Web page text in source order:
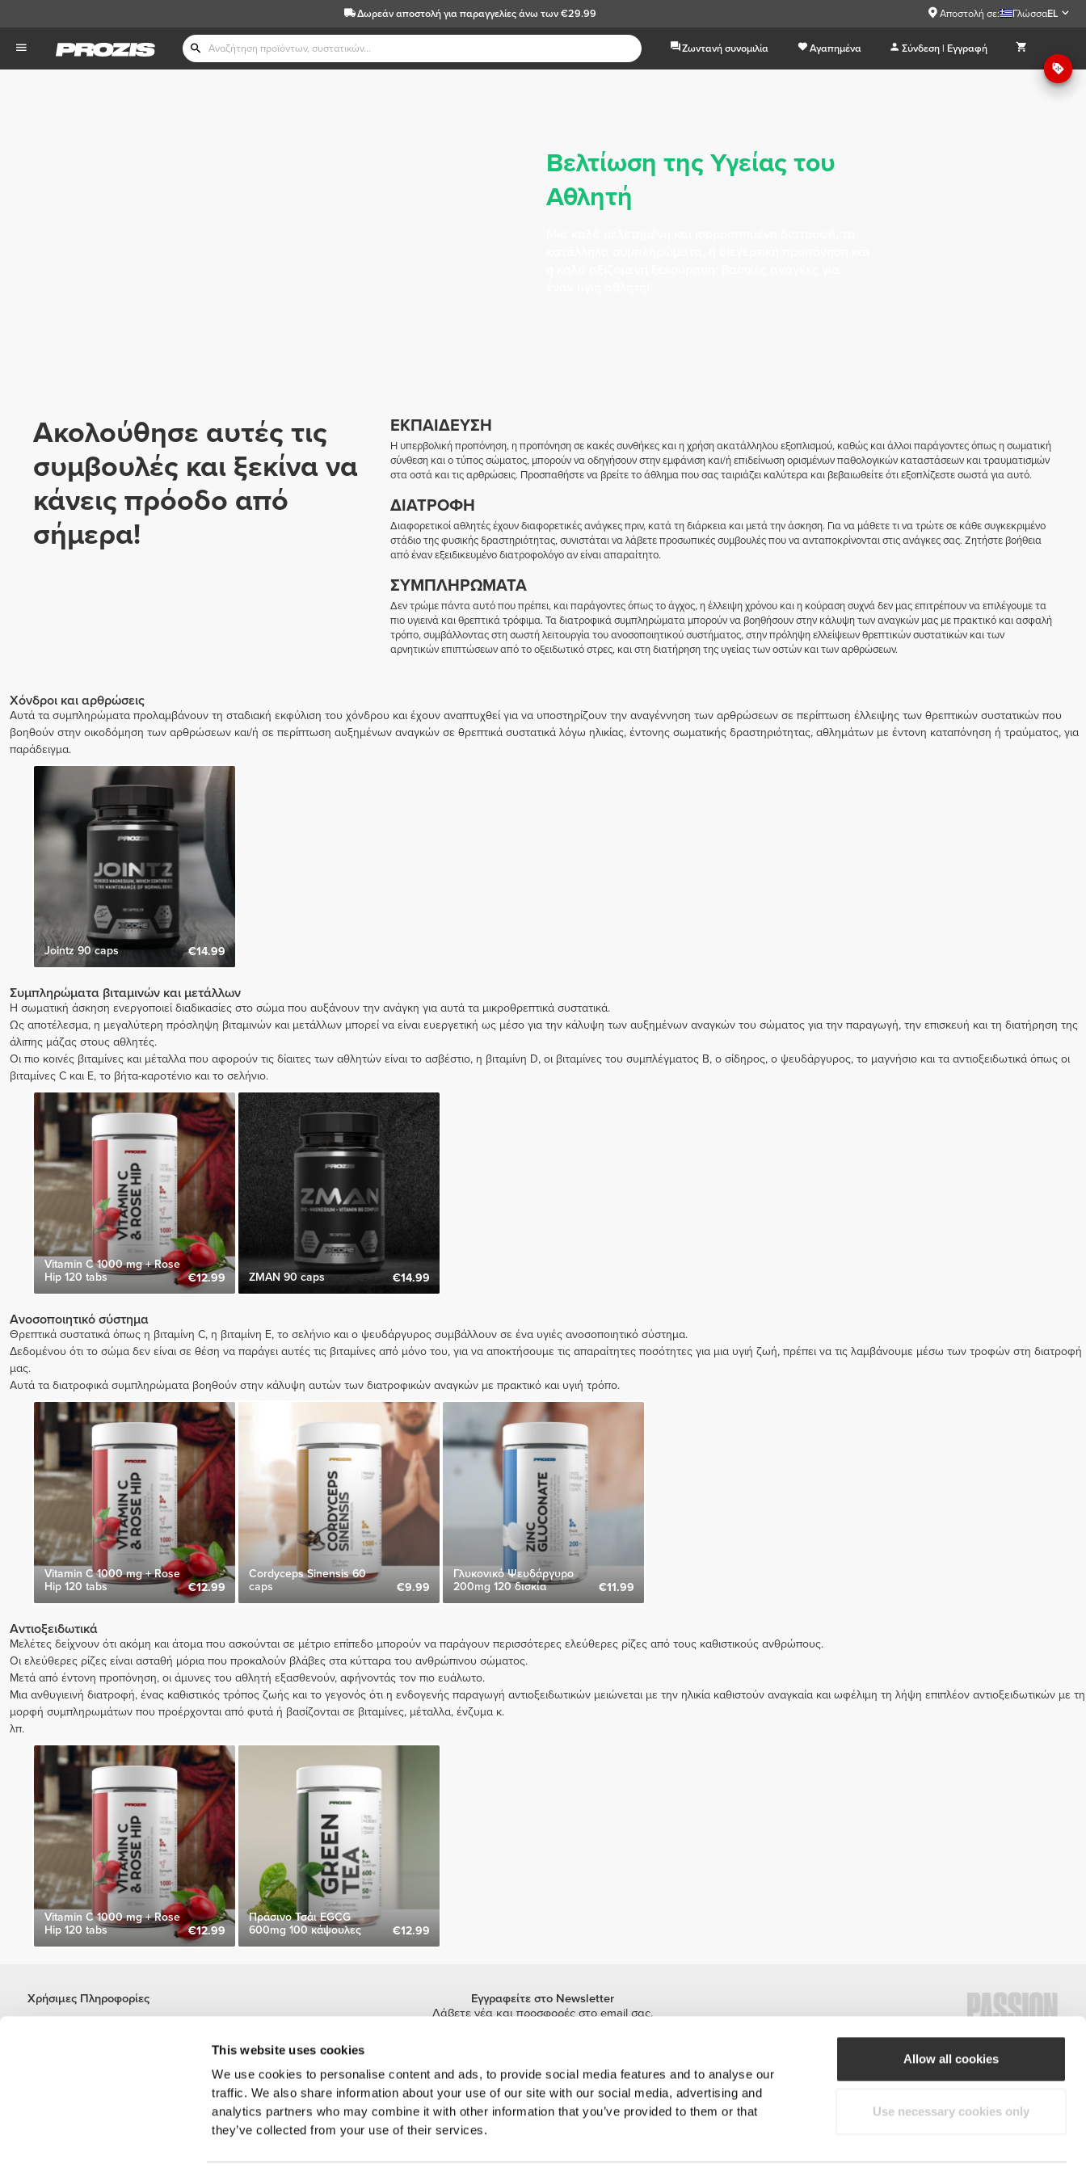
This website uses cookies
We use cookies to personalise content and ads, to provide social media features and to analyse our
traffic. We also share information about your use of our site with our social media, advertising and
analytics partners who may combine it with other information that you’ve provided to them or that
they’ve collected from your use of their services.
Allow all cookies
Use necessary cookies only
Δωρεάν αποστολήγια παραγγελίες άνω των €29.99 Αποστολή σε: ΓλώσσαEL
Ζωντανή συνομιλία Αγαπημένα Σύνδεση | Εγγραφή
Βελτίωση της Υγείας του
Αθλητή
Ακολούθησε αυτές τις
συμβουλές και ξεκίνα να
κάνεις πρόοδο από
σήμερα!
ΕΚΠΑΊΔΕΥΣΗ
Η υπερβολική προπόνηση, η προπόνηση σε κακές συνθήκες και η χρήση ακατάλληλου εξοπλισμού, καθώς και άλλοι παράγοντες όπως η σωματική
σύνθεση και ο τύπος σώματος, μπορούν να οδηγήσουν στην εμφάνιση και/ή επιδείνωση ορισμένων παθολογικών καταστάσεων και τραυματισμών
στα οστά και τις αρθρώσεις. Προσπαθήστε να βρείτε το άθλημα που σας ταιριάζει καλύτερα και βεβαιωθείτε ότι εξοπλίζεστε σωστά για αυτό.
ΔΙΑΤΡΟΦΉ
Διαφορετικοί αθλητές έχουν διαφορετικές ανάγκες πριν, κατά τη διάρκεια και μετά την άσκηση. Για να μάθετε τι να τρώτε σε κάθε συγκεκριμένο
στάδιο της φυσικής δραστηριότητας, συνιστάται να λάβετε προσωπικές συμβουλές που να ανταποκρίνονται στις ανάγκες σας. Ζητήστε βοήθεια
από έναν εξειδικευμένο διατροφολόγο αν είναι απαραίτητο.
ΣΥΜΠΛΗΡΏΜΑΤΑ
Δεν τρώμε πάντα αυτό που πρέπει, και παράγοντες όπως το άγχος, η έλλειψη χρόνου και η κούραση συχνά δεν μας επιτρέπουν να επιλέγουμε τα
πιο υγιεινά και θρεπτικά τρόφιμα. Τα διατροφικά συμπληρώματα μπορούν να βοηθήσουν στην κάλυψη των αναγκών μας με πρακτικό και ασφαλή
τρόπο, συμβάλλοντας στη σωστή λειτουργία του ανοσοποιητικού συστήματος, στην πρόληψη ελλείψεων θρεπτικών συστατικών και των
αρνητικών επιπτώσεων από το οξειδωτικό στρες, και στη διατήρηση της υγείας των οστών και των αρθρώσεων.
Χόνδροι και αρθρώσεις
Αυτά τα συμπληρώματα προλαμβάνουν τη σταδιακή εκφύλιση του χόνδρου και έχουν αναπτυχθεί για να υποστηρίζουν την αναγέννηση των αρθρώσεων σε περίπτωση έλλειψης των θρεπτικών συστατικών που
βοηθούν στην οικοδόμηση των αρθρώσεων και/ή σε περίπτωση αυξημένων αναγκών σε θρεπτικά συστατικά λόγω ηλικίας, έντονης σωματικής δραστηριότητας, αθλημάτων με έντονη καταπόνηση ή τραύματος, για
παράδειγμα.
Jointz 90 caps €14.99
Συμπληρώματα βιταμινών και μετάλλων
Η σωματική άσκηση ενεργοποιεί διαδικασίες στο σώμα που αυξάνουν την ανάγκη για αυτά τα μικροθρεπτικά συστατικά.
Ως αποτέλεσμα, η μεγαλύτερη πρόσληψη βιταμινών και μετάλλων μπορεί να είναι ευεργετική ως μέσο για την κάλυψη των αυξημένων αναγκών του σώματος για την παραγωγή, την επισκευή και τη διατήρηση της
άλιπης μάζας στους αθλητές.
Οι πιο κοινές βιταμίνες και μέταλλα που αφορούν τις δίαιτες των αθλητών είναι το ασβέστιο, η βιταμίνη D, οι βιταμίνες του συμπλέγματος Β, ο σίδηρος, ο ψευδάργυρος, το μαγνήσιο και τα αντιοξειδωτικά όπως οι
βιταμίνες C και E, το βήτα-καροτένιο και το σελήνιο.
Vitamin C 1000 mg + Rose
Hip 120 tabs
€12.99 ZMAN 90 caps €14.99
Ανοσοποιητικό σύστημα
Θρεπτικά συστατικά όπως η βιταμίνη C, η βιταμίνη E, το σελήνιο και ο ψευδάργυρος συμβάλλουν σε ένα υγιές ανοσοποιητικό σύστημα.
Δεδομένου ότι το σώμα δεν είναι σε θέση να παράγει αυτές τις βιταμίνες από μόνο του, για να αποκτήσουμε τις απαραίτητες ποσότητες για μια υγιή ζωή, πρέπει να τις λαμβάνουμε μέσω των τροφών στη διατροφή
μας.
Αυτά τα διατροφικά συμπληρώματα βοηθούν στην κάλυψη αυτών των διατροφικών αναγκών με πρακτικό και υγιή τρόπο.
Vitamin C 1000 mg + Rose
Hip 120 tabs
€12.99
Cordyceps Sinensis 60
caps
€9.99
Γλυκονικό Ψευδάργυρο
200mg 120 δισκία
€11.99
Αντιοξειδωτικά
Μελέτες δείχνουν ότι ακόμη και άτομα που ασκούνται σε μέτριο επίπεδο μπορούν να παράγουν περισσότερες ελεύθερες ρίζες από τους καθιστικούς ανθρώπους.
Οι ελεύθερες ρίζες είναι ασταθή μόρια που προκαλούν βλάβες στα κύτταρα του ανθρώπινου σώματος.
Μετά από έντονη προπόνηση, οι άμυνες του αθλητή εξασθενούν, αφήνοντάς τον πιο ευάλωτο.
Μια ανθυγιεινή διατροφή, ένας καθιστικός τρόπος ζωής και το γεγονός ότι η ενδογενής παραγωγή αντιοξειδωτικών μειώνεται με την ηλικία καθιστούν αναγκαία και ωφέλιμη τη λήψη επιπλέον αντιοξειδωτικών με τη
μορφή συμπληρωμάτων που προέρχονται από φυτά ή βασίζονται σε βιταμίνες, μέταλλα, ένζυμα κ.
λπ.
Vitamin C 1000 mg + Rose
Hip 120 tabs
€12.99
Πράσινο Τσάι EGCG
600mg 100 κάψουλες
€12.99
Χρήσιμες Πληροφορίες
Εγγραφείτε στο Newsletter
Λάβετε νέα και προσφορές στο email σας.